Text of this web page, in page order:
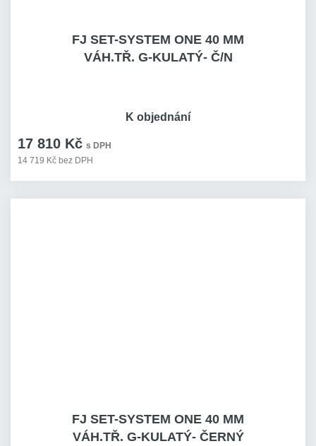
FJ SET-SYSTEM ONE 40 MM
VÁH.TŘ. G-KULATÝ- Č/N
17 810 Kč s DPH
14 719 Kč bez DPH
K objednání
FJ SET-SYSTEM ONE 40 MM
VÁH.TŘ. G-KULATÝ- ČERNÝ